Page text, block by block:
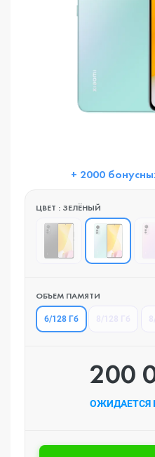
+ 2000
ЦВЕТ : ЗЕЛЁНЫЙ
ОБЪЕМ ПАМЯТИ
6/128 Гб
200
ОЖИДАЕТСЯ